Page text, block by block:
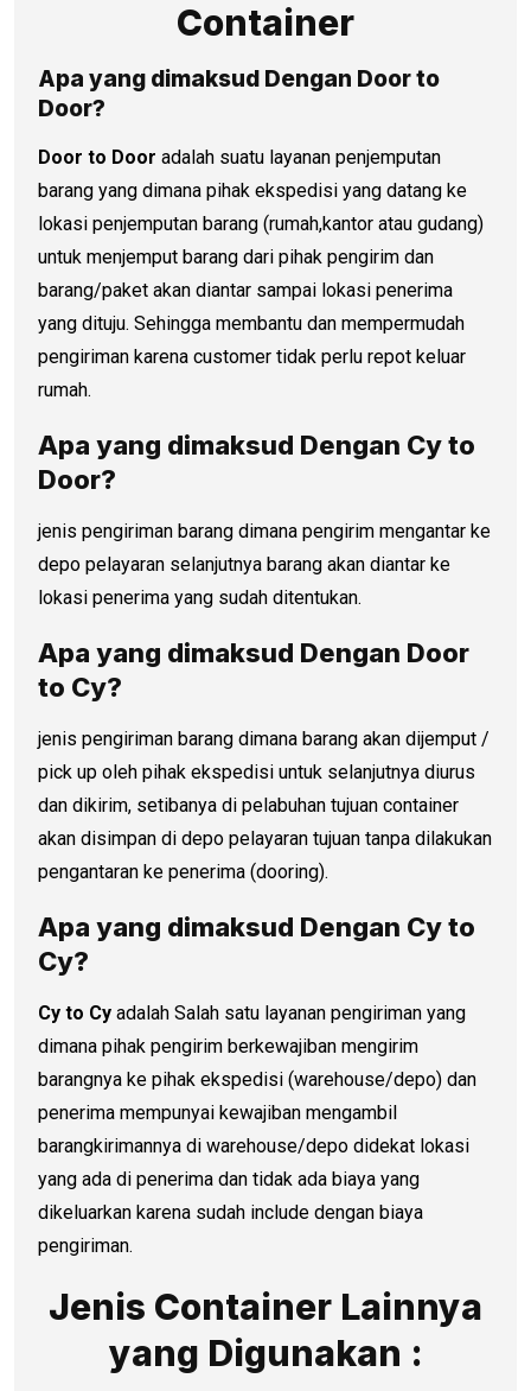
Container
Apa yang dimaksud Dengan Door to
Door?
Door to Door adalah suatu layanan penjemputan
barang yang dimana pihak ekspedisi yang datang ke
lokasi penjemputan barang (rumah,kantor atau gudang)
untuk menjemput barang dari pihak pengirim dan
barang/paket akan diantar sampai lokasi penerima
yang dituju. Sehingga membantu dan mempermudah
pengiriman karena customer tidak perlu repot keluar
rumah.
Apa yang dimaksud Dengan Cy to
Door?
jenis pengiriman barang dimana pengirim mengantar ke
depo pelayaran selanjutnya barang akan diantar ke
lokasi penerima yang sudah ditentukan.
Apa yang dimaksud Dengan Door
to Cy?
jenis pengiriman barang dimana barang akan dijemput /
pick up oleh pihak ekspedisi untuk selanjutnya diurus
dan dikirim, setibanya di pelabuhan tujuan container
akan disimpan di depo pelayaran tujuan tanpa dilakukan
pengantaran ke penerima (dooring).
Apa yang dimaksud Dengan Cy to
Cy?
Cy to Cy adalah Salah satu layanan pengiriman yang
dimana pihak pengirim berkewajiban mengirim
barangnya ke pihak ekspedisi (warehouse/depo) dan
penerima mempunyai kewajiban mengambil
barangkirimannya di warehouse/depo didekat lokasi
yang ada di penerima dan tidak ada biaya yang
dikeluarkan karena sudah include dengan biaya
pengiriman.
Jenis Container Lainnya
yang Digunakan :